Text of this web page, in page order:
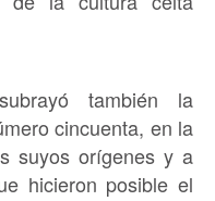
también la
cincuenta, en la
suyos orígenes y a
hicieron posible el